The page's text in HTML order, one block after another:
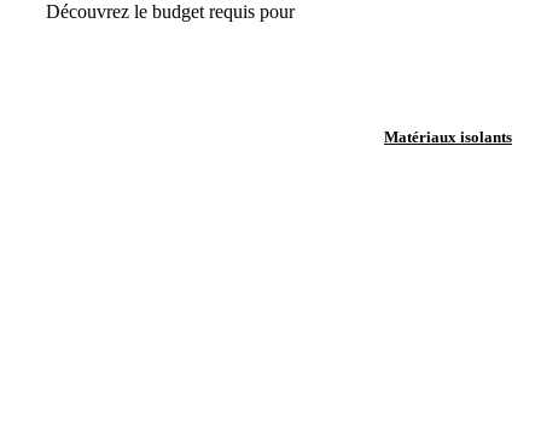
Découvrez le budget requis pour
Matériaux isolants